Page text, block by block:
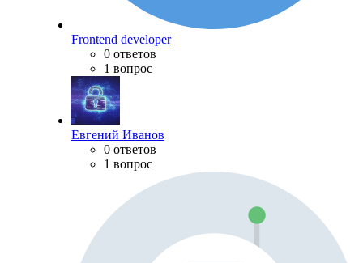
Frontend developer
0 ответов
1 вопрос
Евгений Иванов
0 ответов
1 вопрос